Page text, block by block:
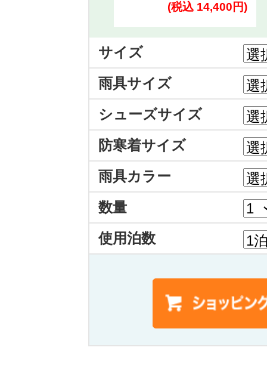
(税込 14,400円)
サイズ
雨具サイズ
シューズサイズ
防寒着サイズ
雨具カラー
数量
使用泊数